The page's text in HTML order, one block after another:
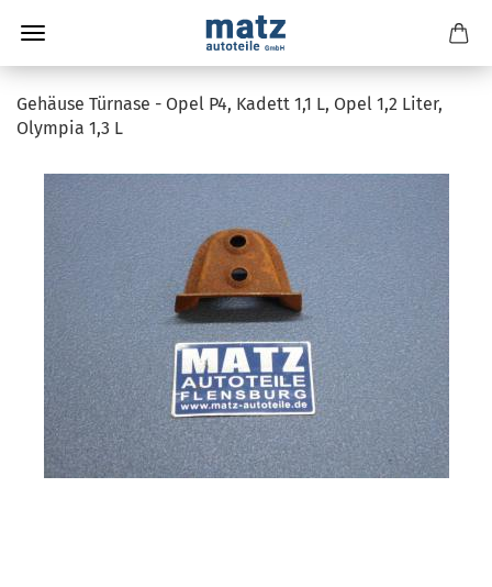
Gehäuse Türnase - Opel P4, Kadett 1,1 L, Opel 1,2 Liter,
Olympia 1,3 L